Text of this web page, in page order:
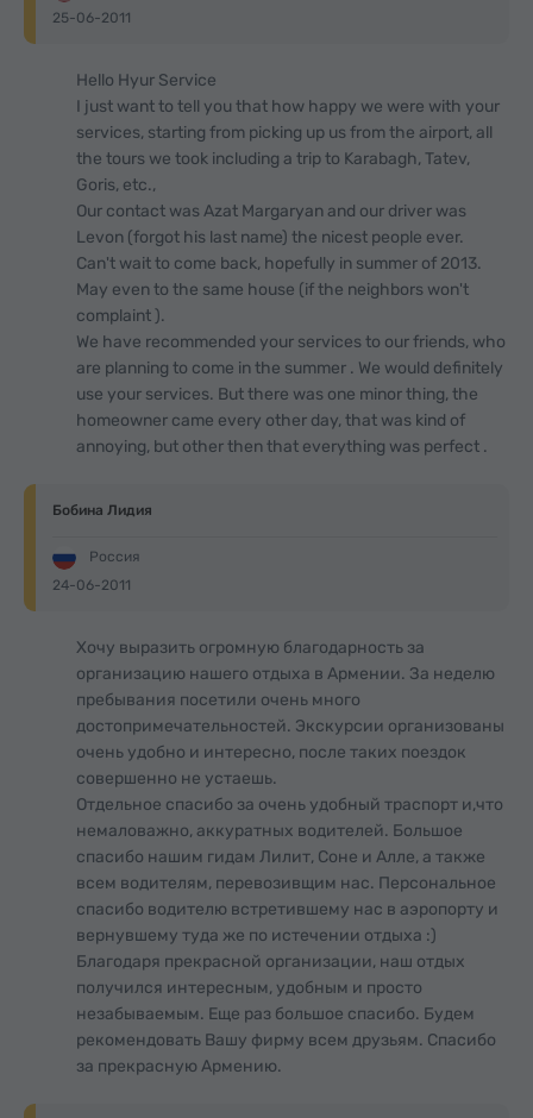
25-06-2011
Hello Hyur Service
I just want to tell you that how happy we were with your
services, starting from picking up us from the airport, all
the tours we took including a trip to Karabagh, Tatev,
Goris, etc.,
Our contact was Azat Margaryan and our driver was
Levon (forgot his last name) the nicest people ever.
Can't wait to come back, hopefully in summer of 2013.
May even to the same house (if the neighbors won't
complaint ).
We have recommended your services to our friends, who
are planning to come in the summer . We would definitely
use your services. But there was one minor thing, the
homeowner came every other day, that was kind of
annoying, but other then that everything was perfect .
Бобина Лидия
Россия
24-06-2011
Хочу выразить огромную благодарность за
организацию нашего отдыха в Армении. За неделю
пребывания посетили очень много
достопримечательностей. Экскурсии организованы
очень удобно и интересно, после таких поездок
совершенно не устаешь.
Отдельное спасибо за очень удобный траспорт и,что
немаловажно, аккуратных водителей. Большое
спасибо нашим гидам Лилит, Соне и Алле, а также
всем водителям, перевозивщим нас. Персональное
спасибо водителю встретившему нас в аэропорту и
вернувшему туда же по истечении отдыха :)
Благодаря прекрасной организации, наш отдых
получился интересным, удобным и просто
незабываемым. Еще раз большое спасибо. Будем
рекомендовать Вашу фирму всем друзьям. Спасибо
за прекрасную Армению.